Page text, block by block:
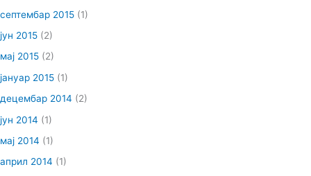
септембар 2015 (1)
јун 2015 (2)
мај 2015 (2)
јануар 2015 (1)
децембар 2014 (2)
јун 2014 (1)
мај 2014 (1)
април 2014 (1)